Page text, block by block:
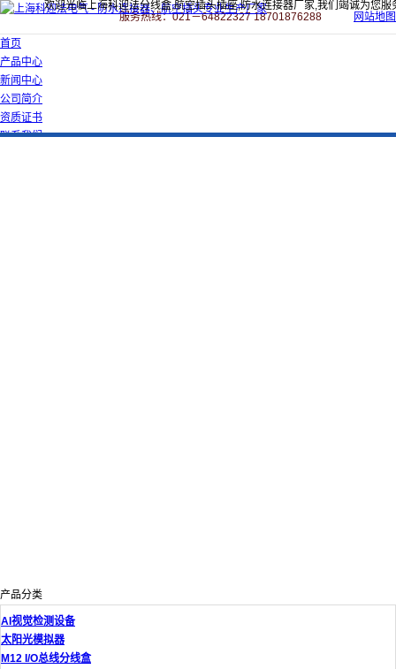
欢迎光临上海科迎法分线盒,航空插头插座,防水连接器厂家,我们竭诚为您服
服务热线：021－64822327 18701876288
网站地图
首页
产品中心
新闻中心
公司简介
资质证书
联系我们
产品分类
AI视觉检测设备
太阳光模拟器
M12 I/O总线分线盒